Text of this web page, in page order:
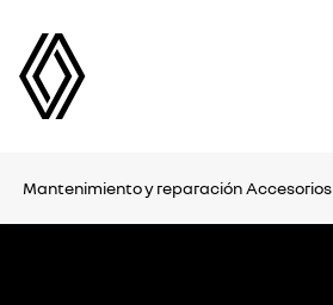
Mantenimiento y reparación Accesorios